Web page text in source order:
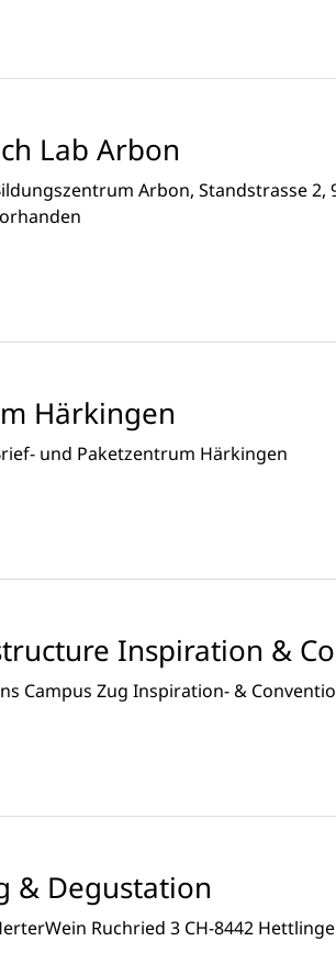
Lab Arbon
Arbon, Standstrasse
Härkingen
und Paketzentrum Härkingen
Inspiration &
Campus Zug Inspiration- &
& Degustation
Ruchried 3 CH-8442